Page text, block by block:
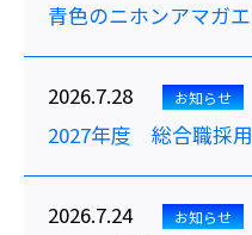
青色のニホンアマガ
2026.7.28 お知らせ
2027年度 総合職採
2026.7.24 お知らせ